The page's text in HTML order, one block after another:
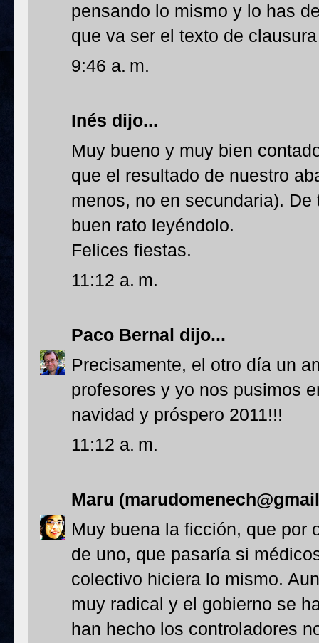
pensando lo mismo y lo has
que va ser el texto de
9:46 a. m.
Inés dijo...
Muy bueno y muy bien
que el resultado de nuestro
menos, no en secundaria).
buen rato leyéndolo.
Felices fiestas.
11:12 a. m.
Paco Bernal dijo...
Precisamente, el otro día un
profesores y yo nos pusimos
navidad y próspero 2011!!!
11:12 a. m.
Maru
Muy buena la ficción, que por
de uno, que pasaría si
colectivo hiciera lo mismo.
muy radical y el gobierno se
han hecho los controladores